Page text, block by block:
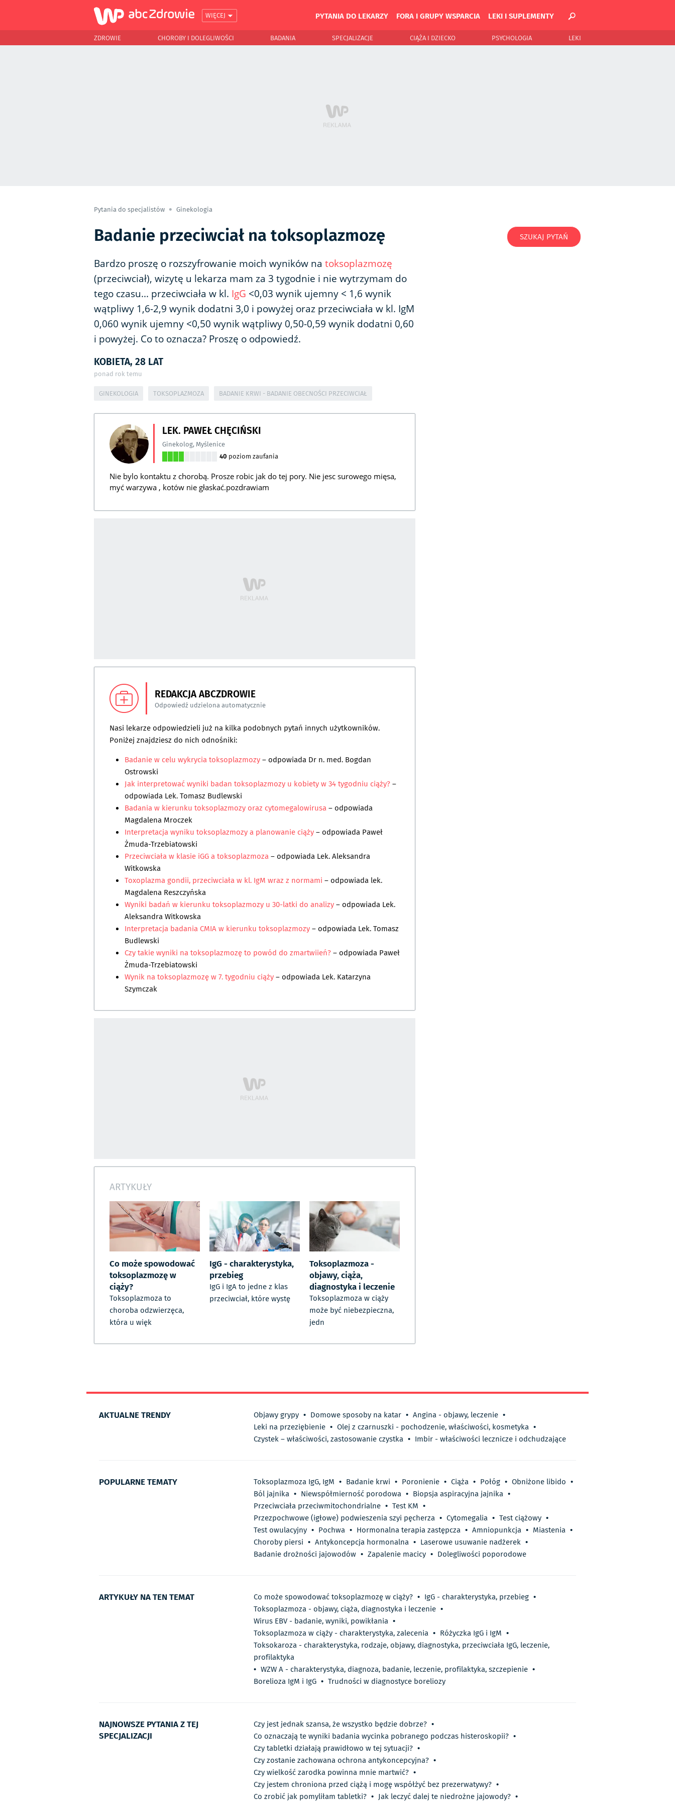
WIĘCEJ PYTANIA DO LEKARZY FORA I GRUPY WSPARCIA LEKI I SUPLEMENTY
ZDROWIE CHOROBY I DOLEGLIWOŚCI BADANIA SPECJALIZACJE CIĄŻA I DZIECKO PSYCHOLOGIA LEKI
Pytania do specjalistów Ginekologia
Badanie przeciwciał na toksoplazmozę
Bardzo proszę o rozszyfrowanie moich wyników na toksoplazmozę
(przeciwciał), wizytę u lekarza mam za 3 tygodnie i nie wytrzymam do
tego czasu... przeciwciała w kl. IgG <0,03 wynik ujemny < 1,6 wynik
wątpliwy 1,6-2,9 wynik dodatni 3,0 i powyżej oraz przeciwciała w kl. IgM
0,060 wynik ujemny <0,50 wynik wątpliwy 0,50-0,59 wynik dodatni 0,60
i powyżej. Co to oznacza? Proszę o odpowiedź.
KOBIETA, 28 LAT
ponad rok temu
GINEKOLOGIA TOKSOPLAZMOZA BADANIE KRWI - BADANIE OBECNOŚCI PRZECIWCIAŁ
LEK. PAWEŁ CHĘCIŃSKI
Ginekolog, Myślenice
40 poziom zaufania
Nie bylo kontaktu z chorobą. Prosze robic jak do tej pory. Nie jesc surowego mięsa,
myć warzywa , kotów nie głaskać.pozdrawiam
REDAKCJA ABCZDROWIE
Odpowiedź udzielona automatycznie
Nasi lekarze odpowiedzieli już na kilka podobnych pytań innych użytkowników.
Poniżej znajdziesz do nich odnośniki:
Badanie w celu wykrycia toksoplazmozy– odpowiada Dr n. med. Bogdan
Ostrowski
Jak interpretować wyniki badan toksoplazmozy u kobiety w 34 tygodniu ciąży?–
odpowiada Lek. Tomasz Budlewski
Badania w kierunku toksoplazmozy oraz cytomegalowirusa– odpowiada
Magdalena Mroczek
Interpretacja wyniku toksoplazmozy a planowanie ciąży– odpowiada Paweł
Żmuda-Trzebiatowski
Przeciwciała w klasie iGG a toksoplazmoza– odpowiada Lek. Aleksandra
Witkowska
Toxoplazma gondii, przeciwciała w kl. IgM wraz z normami – odpowiada lek.
Magdalena Reszczyńska
Wyniki badań w kierunku toksoplazmozy u 30-latki do analizy– odpowiada Lek.
Aleksandra Witkowska
Interpretacja badania CMIA w kierunku toksoplazmozy– odpowiada Lek. Tomasz
Budlewski
Czy takie wyniki na toksoplazmozę to powód do zmartwiień?– odpowiada Paweł
Żmuda-Trzebiatowski
Wynik na toksoplazmozę w 7. tygodniu ciąży– odpowiada Lek. Katarzyna
Szymczak
ARTYKUŁY
Co może spowodować
toksoplazmozę w
ciąży?
Toksoplazmoza to
choroba odzwierzęca,
która u więk
IgG - charakterystyka,
przebieg
IgG i IgA to jedne z klas
przeciwciał, które wystę
Toksoplazmoza -
objawy, ciąża,
diagnostyka i leczenie
Toksoplazmoza w ciąży
może być niebezpieczna,
jedn
SZUKAJ PYTAŃ
AKTUALNE TRENDY Objawy grypy • Domowe sposoby na katar • Angina - objawy, leczenie •
Leki na przeziębienie • Olej z czarnuszki - pochodzenie, właściwości, kosmetyka •
Czystek – właściwości, zastosowanie czystka • Imbir - właściwości lecznicze i odchudzające
POPULARNE TEMATY Toksoplazmoza IgG, IgM • Badanie krwi • Poronienie • Ciąża • Połóg • Obniżone libido •
Ból jajnika • Niewspółmierność porodowa • Biopsja aspiracyjna jajnika •
Przeciwciała przeciwmitochondrialne • Test KM •
Przezpochwowe (igłowe) podwieszenia szyi pęcherza • Cytomegalia • Test ciążowy •
Test owulacyjny • Pochwa • Hormonalna terapia zastępcza • Amniopunkcja • Miastenia •
Choroby piersi • Antykoncepcja hormonalna • Laserowe usuwanie nadżerek •
Badanie drożności jajowodów • Zapalenie macicy • Dolegliwości poporodowe
ARTYKUŁY NA TEN TEMAT Co może spowodować toksoplazmozę w ciąży? • IgG - charakterystyka, przebieg •
Toksoplazmoza - objawy, ciąża, diagnostyka i leczenie •
Wirus EBV - badanie, wyniki, powikłania •
Toksoplazmoza w ciąży - charakterystyka, zalecenia • Różyczka IgG i IgM •
Toksokaroza - charakterystyka, rodzaje, objawy, diagnostyka, przeciwciała IgG, leczenie,
profilaktyka
• WZW A - charakterystyka, diagnoza, badanie, leczenie, profilaktyka, szczepienie •
Borelioza IgM i IgG • Trudności w diagnostyce boreliozy
NAJNOWSZE PYTANIA Z TEJ
SPECJALIZACJI
Czy jest jednak szansa, że wszystko będzie dobrze? •
Co oznaczają te wyniki badania wycinka pobranego podczas histeroskopii? •
Czy tabletki działają prawidłowo w tej sytuacji? •
Czy zostanie zachowana ochrona antykoncepcyjna? •
Czy wielkość zarodka powinna mnie martwić? •
Czy jestem chroniona przed ciążą i mogę współżyć bez prezerwatywy? •
Co zrobić jak pomyliłam tabletki? • Jak leczyć dalej te niedrożne jajowody? •